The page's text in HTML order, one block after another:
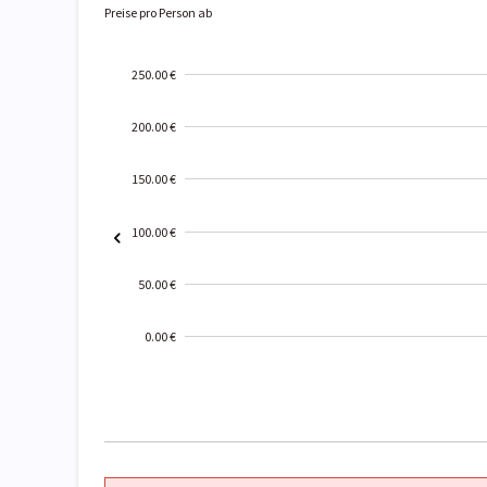
Preise pro Person ab
250.00 €
200.00 €
150.00 €
100.00 €
50.00 €
0.00 €
01-02